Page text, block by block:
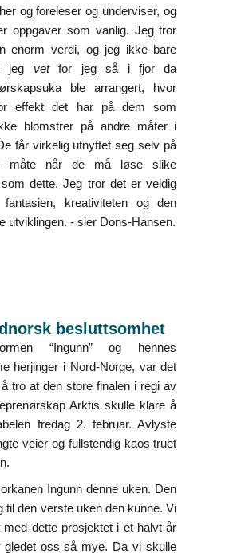
og foreleser og underviser, og
oppgaver som vanlig. Jeg tror
enorm verdi, og jeg ikke bare
jeg vetfor jeg så i fjor da
ble arrangert, hvor
effekt det har på dem som
blomstrer på andre måter i
får virkelig utnyttet seg selv på
måte når de må løse slike
dette. Jeg tror det er veldig
kreativiteten og den
utviklingen. - sier Dons-Hansen.
besluttsomhet
“Ingunn” og hennes
herjinger i Nord-Norge, var det
tro at den store finalen i regi av
Arktis skulle klare å
fredag 2. februar. Avlyste
veier og fullstendig kaos truet
Ingunn denne uken. Den
til den verste uken den kunne. Vi
med dette prosjektet i et halvt år
gledet oss så mye. Da vi skulle